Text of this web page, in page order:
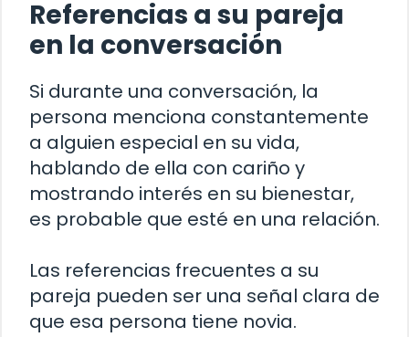
Referencias a su pareja
en la conversación
Si durante una conversación, la
persona menciona constantemente
a alguien especial en su vida,
hablando de ella con cariño y
mostrando interés en su bienestar,
es probable que esté en una relación.
Las referencias frecuentes a su
pareja pueden ser una señal clara de
que esa persona tiene novia.